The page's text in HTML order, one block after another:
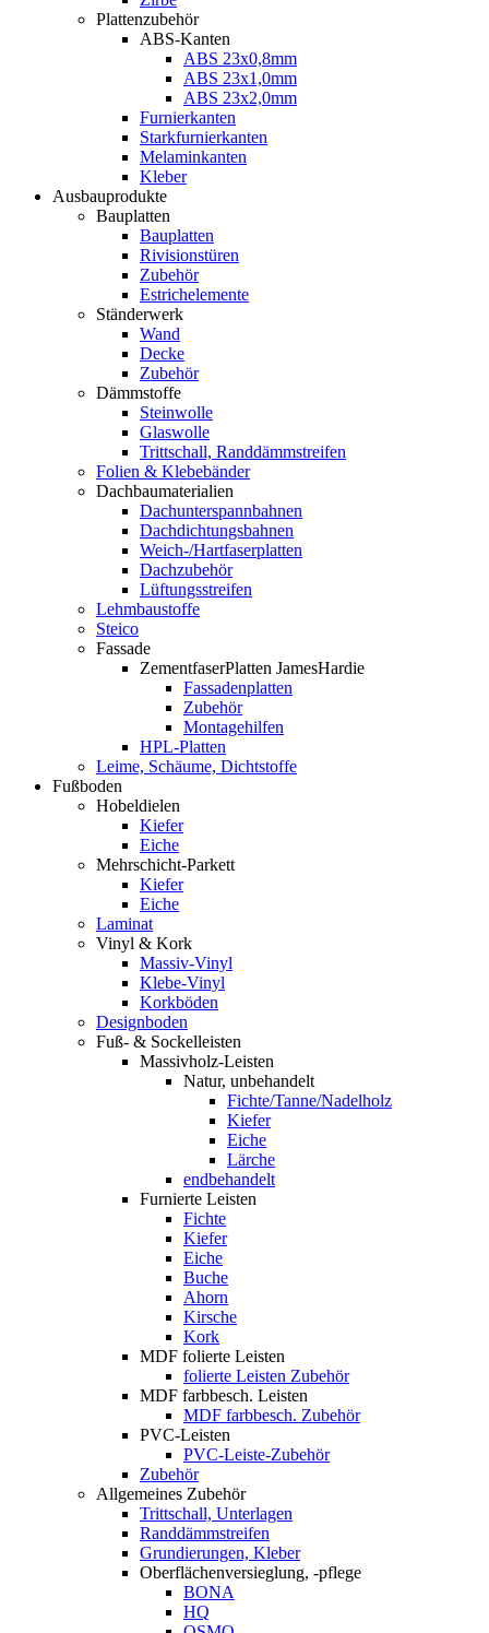
Plattenzubehör
ABS-Kanten
ABS 23x0,8mm
ABS 23x1,0mm
ABS 23x2,0mm
Furnierkanten
Starkfurnierkanten
Melaminkanten
Kleber
Ausbauprodukte
Bauplatten
Bauplatten
Rivisionstüren
Zubehör
Estrichelemente
Ständerwerk
Wand
Decke
Zubehör
Dämmstoffe
Steinwolle
Glaswolle
Trittschall, Randdämmstreifen
Folien & Klebebänder
Dachbaumaterialien
Dachunterspannbahnen
Dachdichtungsbahnen
Weich-/Hartfaserplatten
Dachzubehör
Lüftungsstreifen
Lehmbaustoffe
Steico
Fassade
ZementfaserPlatten JamesHardie
Fassadenplatten
Zubehör
Montagehilfen
HPL-Platten
Leime, Schäume, Dichtstoffe
Fußboden
Hobeldielen
Kiefer
Eiche
Mehrschicht-Parkett
Kiefer
Eiche
Laminat
Vinyl & Kork
Massiv-Vinyl
Klebe-Vinyl
Korkböden
Designboden
Fuß- & Sockelleisten
Massivholz-Leisten
Natur, unbehandelt
Fichte/Tanne/Nadelholz
Kiefer
Eiche
Lärche
endbehandelt
Furnierte Leisten
Fichte
Kiefer
Eiche
Buche
Ahorn
Kirsche
Kork
MDF folierte Leisten
folierte Leisten Zubehör
MDF farbbesch. Leisten
MDF farbbesch. Zubehör
PVC-Leisten
PVC-Leiste-Zubehör
Zubehör
Allgemeines Zubehör
Trittschall, Unterlagen
Randdämmstreifen
Grundierungen, Kleber
Oberflächenversieglung, -pflege
BONA
HQ